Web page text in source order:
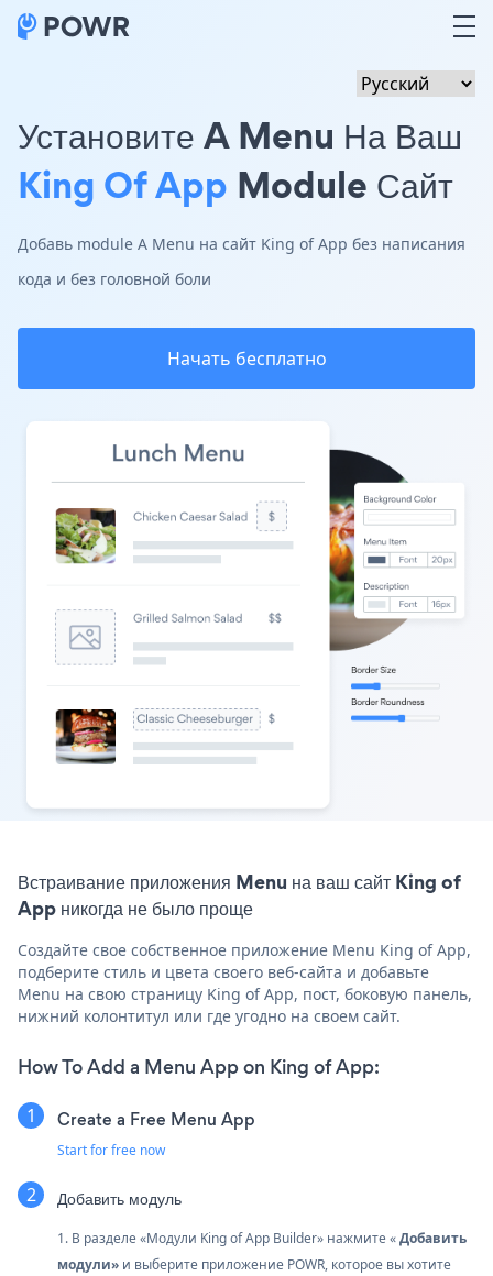
Установите A Menu На Ваш
King Of App Module Сайт
Добавь module A Menu на сайт King of App без написания
кода и без головной боли
Начать бесплатно
Встраивание приложения Menu на ваш сайт King of
App никогда не было проще
Создайте свое собственное приложение Menu King of App,
подберите стиль и цвета своего веб-сайта и добавьте
Menu на свою страницу King of App, пост, боковую панель,
нижний колонтитул или где угодно на своем сайт.
How To Add a Menu App on King of App:
Create a Free Menu App
Start for free now
Добавить модуль
1. В разделе «Модули King of App Builder» нажмите «Добавить
модули» и выберите приложение POWR, которое вы хотите